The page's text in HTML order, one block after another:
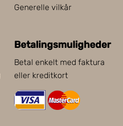
Generelle vilkår
Betalingsmuligheder
Betal enkelt med faktura
eller kreditkort